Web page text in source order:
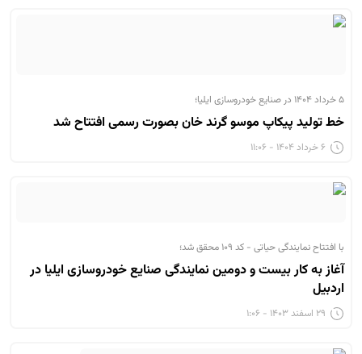
۵ خرداد ۱۴۰۴ در صنایع خودروسازی ایلیا؛
خط تولید پیکاپ موسو گرند خان بصورت رسمی افتتاح شد
۶ خرداد ۱۴۰۴ - ۱۱:۰۶
با افتتاح نمایندگی حیاتی - کد ۱۰۹ محقق شد؛
آغاز به کار بیست و دومین نمایندگی صنایع خودروسازی ایلیا در
اردبیل
۲۹ اسفند ۱۴۰۳ - ۱:۰۶